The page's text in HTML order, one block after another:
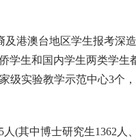
港澳台地区学生报考深
生和国内学生两类学
级实验教学示范中心3个
(其中博士研究生1362